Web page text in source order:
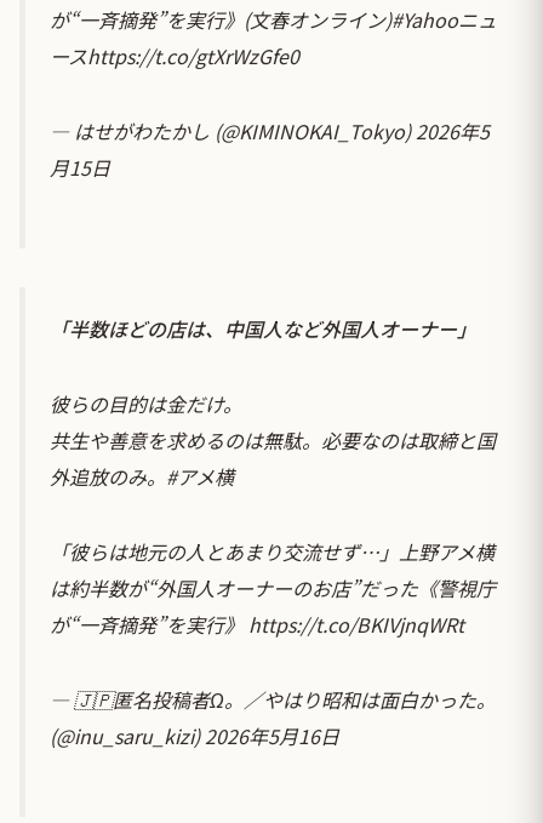
が“一斉摘発”を実行》(文春オンライン)#Yahooニュ
ースhttps://t.co/gtXrWzGfe0
— はせがわたかし (@KIMINOKAI_Tokyo)2026年5
月15日
「半数ほどの店は、中国人など外国人オーナー」
彼らの目的は金だけ。
共生や善意を求めるのは無駄。必要なのは取締と国
外追放のみ。 #アメ横
「彼らは地元の人とあまり交流せず…」上野アメ横
は約半数が“外国人オーナーのお店”だった《警視庁
が“一斉摘発”を実行》 https://t.co/BKIVjnqWRt
— 🇯🇵匿名投稿者Ω。／やはり昭和は面白かった。
(@inu_saru_kizi)2026年5月16日